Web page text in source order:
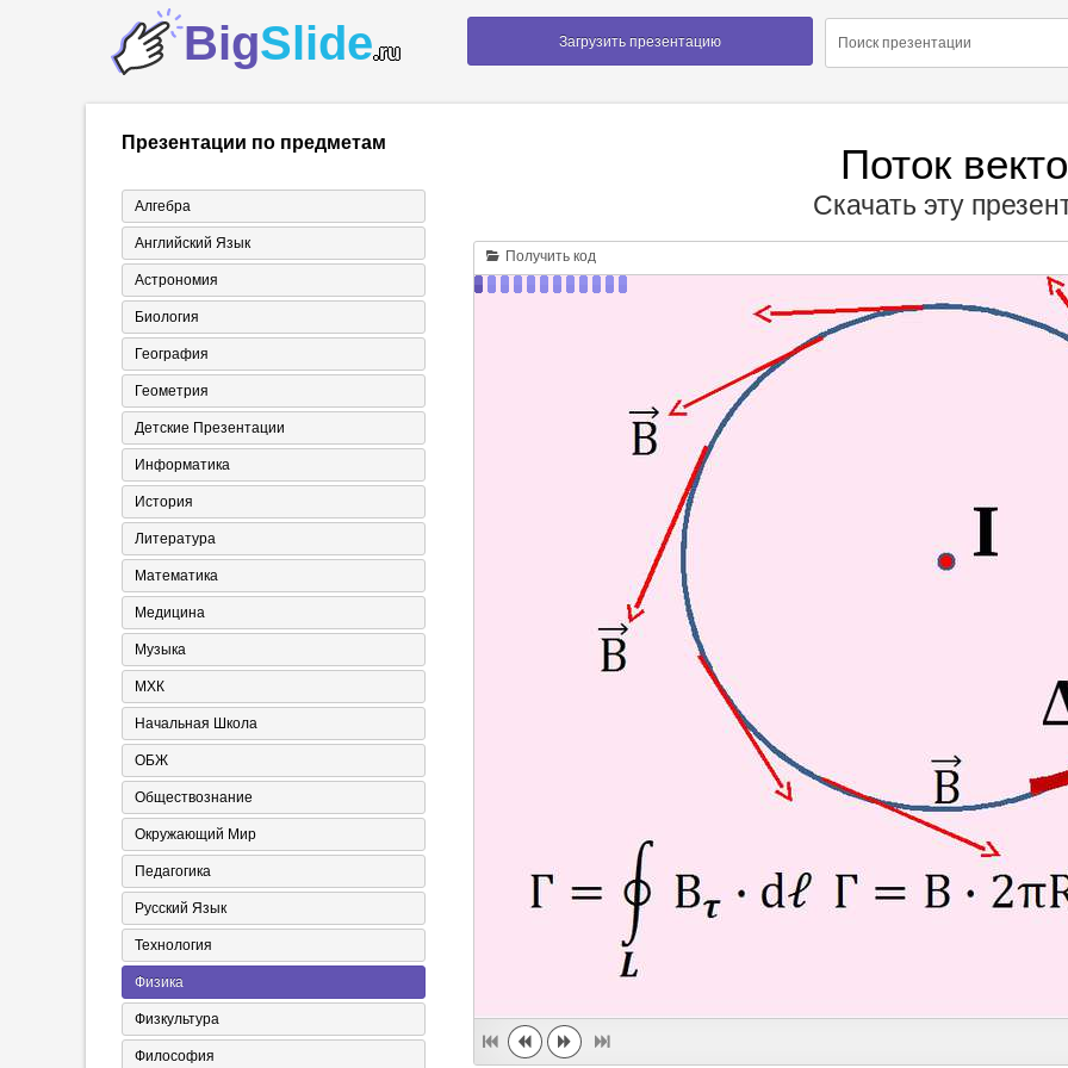
BigSlide.ru Загрузить презентацию
Презентации по предметам
Алгебра
Английский Язык
Астрономия
Биология
География
Геометрия
Детские Презентации
Информатика
История
Литература
Математика
Медицина
Музыка
МХК
Начальная Школа
ОБЖ
Обществознание
Окружающий Мир
Педагогика
Русский Язык
Технология
Физика
Физкультура
Философия
Поток
Скачать эту
Получить код